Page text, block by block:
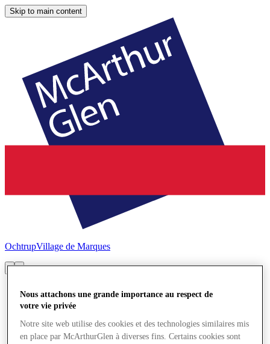
Skip to main content
OchtrupVillage de Marques
Nous attachons une grande importance au respect de
votre vie privée
Notre site web utilise des cookies et des technologies similaires mis
en place par McArthurGlen à diverses fins. Certains cookies sont